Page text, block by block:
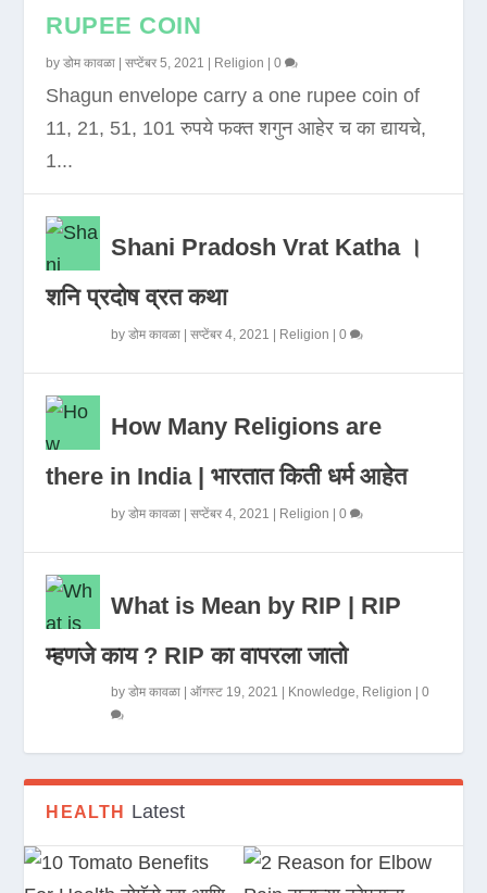
RUPEE COIN
byडोम कावळा |सप्टेंबर 5, 2021 Religion |0
Shagun envelope carry a one rupee coin of
11, 21, 51, 101 रुपये फक्त शगुन आहेर च का द्यायचे,
1...
Shani Pradosh Vrat Katha ।
शनि प्रदोष व्रत कथा
byडोम कावळा |सप्टेंबर 4, 2021 Religion |0
How Many Religions are
there in India | भारतात किती धर्म आहेत
byडोम कावळा |सप्टेंबर 4, 2021 Religion |0
What is Mean by RIP | RIP
म्हणजे काय ? RIP का वापरला जातो
byडोम कावळा |ऑगस्ट 19, 2021 Knowledge, Religion |0
HEALTH Latest